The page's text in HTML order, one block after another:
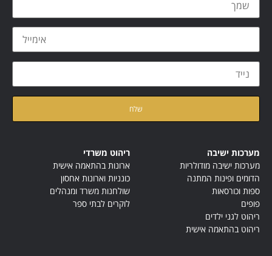
מערכות ישיבה
מערכות ישיבה מודולריות
הדומים ופינות המתנה
ספות וכורסאות
פופים
ריהוט לגני ילדים
ריהוט בהתאמה אישית
ריהוט משרדי
ארונות בהתאמה אישית
כונניות וארונות אחסון
שולחנות משרד ומנהלים
לוקרים לבתי ספר